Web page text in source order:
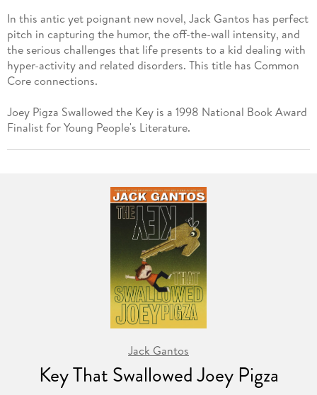
In this antic yet poignant new novel, Jack Gantos has perfect
pitch in capturing the humor, the off-the-wall intensity, and
the serious challenges that life presents to a kid dealing with
hyper-activity and related disorders. This title has Common
Core connections.
Joey Pigza Swallowed the Key is a 1998 National Book Award
Finalist for Young People's Literature.
Jack Gantos
Key That Swallowed Joey Pigza